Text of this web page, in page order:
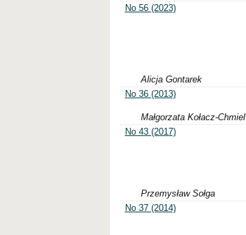
No 56 (2023)
Alicja Gontarek
No 36 (2013)
Małgorzata Kołacz-Chmiel
No 43 (2017)
Przemysław Sołga
No 37 (2014)